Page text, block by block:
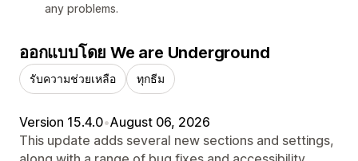
any problems.
ออกแบบโดย We are Underground
รับความช่วยเหลือ ทุกธีม
Version 15.4.0•August 06, 2026
This update adds several new sections and settings,